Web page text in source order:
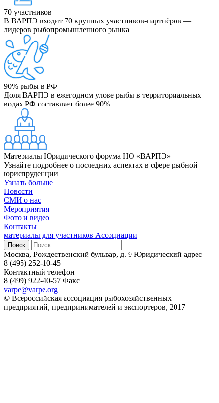
70 участников
В ВАРПЭ входит 70 крупных участников-партнёров —
лидеров рыбопромышленного рынка
90% рыбы в РФ
Доля ВАРПЭ в ежегодном улове рыбы в территориальных
водах РФ составляет более 90%
Материалы Юридического форума НО «ВАРПЭ»
Узнайте подробнее о последних аспектах в сфере рыбной
юриспруденции
Узнать больше
Новости
СМИ о нас
Мероприятия
Фото и видео
Контакты
материалы для участников Ассоциации
Москва, Рождественский бульвар, д. 9 Юридический адрес
8 (495) 252-10-45
Контактный телефон
8 (499) 922-40-57 Факс
varpe@varpe.org
© Всероссийская ассоциация рыбохозяйственных
предприятий, предпринимателей и экспортеров, 2017